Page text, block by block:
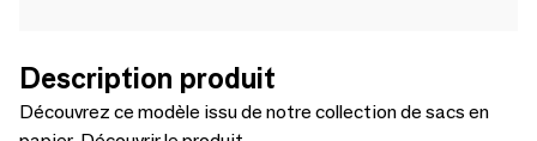
Description produit
Découvrez ce modèle issu de notre collection de sacs en